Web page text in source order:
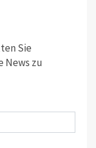
Sie
News zu